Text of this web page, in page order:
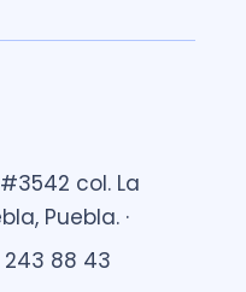
col. La
Puebla. ·
243 88 43